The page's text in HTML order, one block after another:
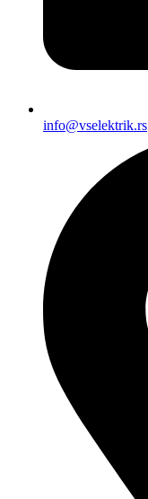
info@vselektrik.rs